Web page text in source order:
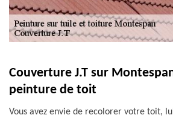
Couverture J.T sur
peinture de toit
Vous avez envie de recolorer votre toit,